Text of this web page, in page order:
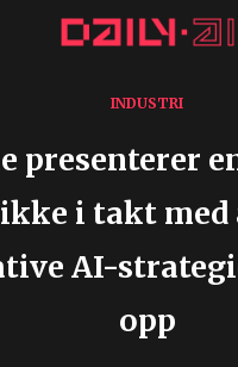
INDUSTRI
presenterer
i takt med
AI-
opp